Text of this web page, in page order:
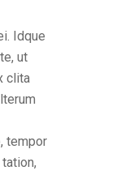
Idque
ut
clita
tempor